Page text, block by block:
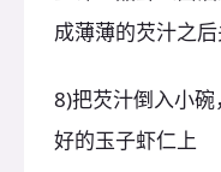
成薄薄的芡汁之
8)把芡汁倒入小碗
好的玉子虾仁上